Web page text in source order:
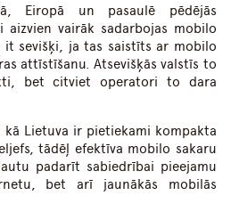
Eiropā un pasaulē pēdējās
aizvien vairāk sadarbojas mobilo
it sevišķi, ja tas saistīts ar mobilo
attīstīšanu. Atsevišķās valstīs to
bet citviet operatori to dara
Lietuva ir pietiekami kompakta
tādēļ efektīva mobilo sakaru
padarīt sabiedrībai pieejamu
bet arī jaunākās mobilās